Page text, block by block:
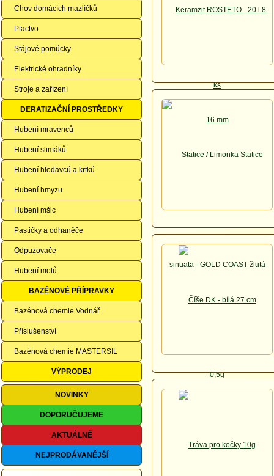
Chov domácích mazlíčků
Ptactvo
Stájové pomůcky
Elektrické ohradníky
Stroje a zařízení
DERATIZAČNÍ PROSTŘEDKY
Hubení mravenců
Hubení slimáků
Hubení hlodavců a krtků
Hubení hmyzu
Hubení mšic
Pastičky a odhaněče
Odpuzovače
Hubení molů
BAZÉNOVÉ PŘÍPRAVKY
Bazénová chemie Vodnář
Příslušenství
Bazénová chemie MASTERSIL
VÝPRODEJ
NOVINKY
DOPORUČUJEME
AKTUÁLNĚ
NEJPRODÁVANĚJŠÍ